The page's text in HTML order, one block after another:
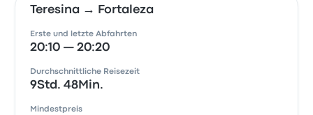
Teresina → Fortaleza
Erste und letzte Abfahrten
20:10 — 20:20
Durchschnittliche Reisezeit
9Std. 48Min.
Mindestpreis